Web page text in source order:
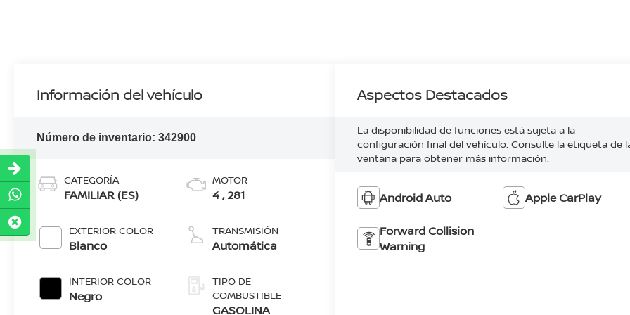
Información del vehículo
Número de inventario:342900
CATEGORÍA
FAMILIAR (ES)
EXTERIOR COLOR
Blanco
INTERIOR COLOR
Negro
MOTOR
4 , 281
TRANSMISIÓN
Automática
TIPO DE
COMBUSTIBLE
GASOLINA
Aspectos Destacados
La disponibilidad de funciones está sujeta a la
configuración final del vehículo. Consulte la etiqueta de
ventana para obtener más información.
Android Auto Apple CarPlay
Forward Collision
Warning